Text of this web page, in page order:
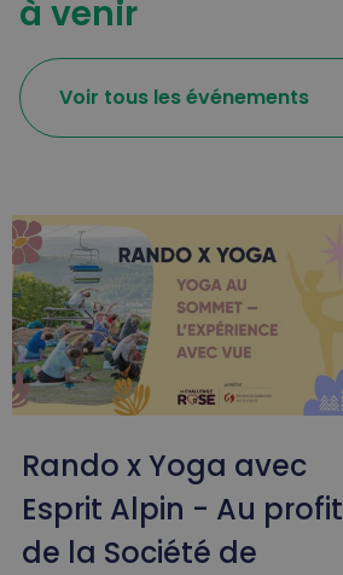
à venir
Voir tous les événements
Rando x Yoga avec
Esprit Alpin - Au profit
de la Société de